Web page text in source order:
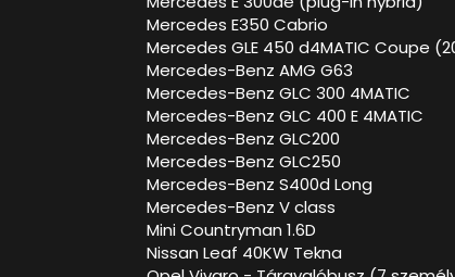
Mercedes E350 Cabrio
Mercedes GLE 450 d4MATIC Coupe
Mercedes-Benz AMG G63
Mercedes-Benz GLC 300 4MATIC
Mercedes-Benz GLC 400 E 4MATIC
Mercedes-Benz GLC200
Mercedes-Benz GLC250
Mercedes-Benz S400d Long
Mercedes-Benz V class
Mini Countryman 1.6D
Nissan Leaf 40KW Tekna